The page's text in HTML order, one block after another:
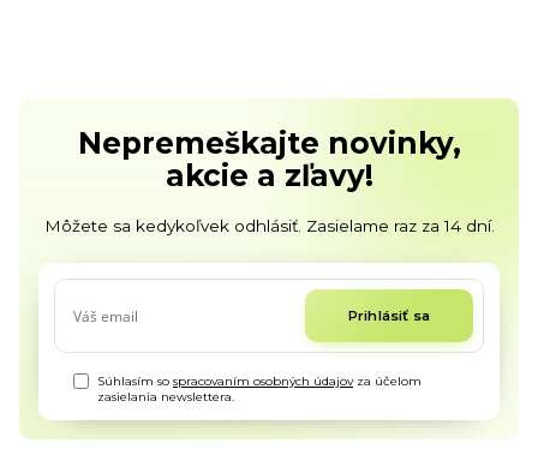
Nepremeškajte novinky,
akcie a zľavy!
Môžete sa kedykoľvek odhlásiť. Zasielame raz za 14 dní.
Prihlásiť sa
Súhlasím sospracovaním osobných údajovza účelom
zasielania newslettera.